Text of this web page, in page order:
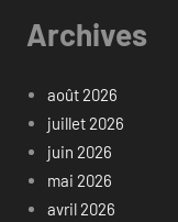
Archives
août 2026
juillet 2026
juin 2026
mai 2026
avril 2026